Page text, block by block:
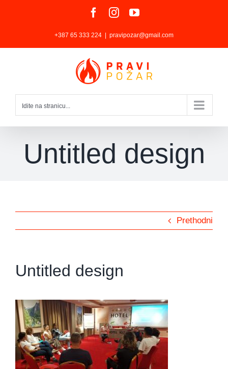
Facebook
InstagramYouTube
+387 65 333 224 pravipozar@gmail.com
Idite na stranicu...
Untitled design
Prethodni
Untitled design